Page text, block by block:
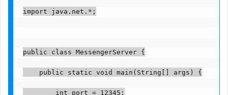
import java.net.*;
public class MessengerServer {
    public static void main(String[] args) {
        int port = 12345;